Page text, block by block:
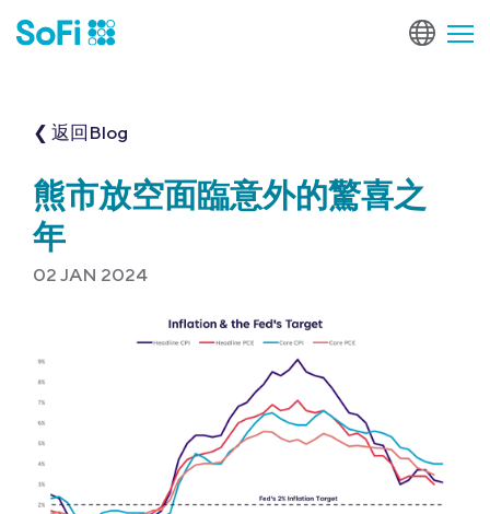
❮ 返回Blog
熊市放空面臨意外的驚喜之
年
02 JAN 2024